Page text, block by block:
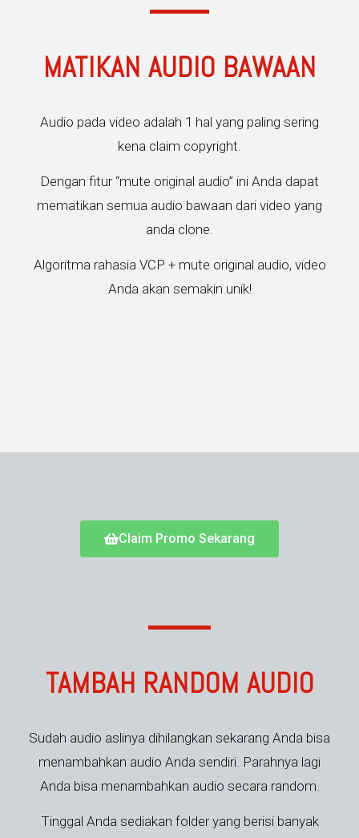
MATIKAN AUDIO BAWAAN
Audio pada video adalah 1 hal yang paling sering
kena claim copyright.
Dengan fitur “mute original audio” ini Anda dapat
mematikan semua audio bawaan dari video yang
anda clone.
Algoritma rahasia VCP + mute original audio, video
Anda akan semakin unik!
Claim Promo Sekarang
TAMBAH RANDOM AUDIO
Sudah audio aslinya dihilangkan sekarang Anda bisa
menambahkan audio Anda sendiri. Parahnya lagi
Anda bisa menambahkan audio secara random.
Tinggal Anda sediakan folder yang berisi banyak